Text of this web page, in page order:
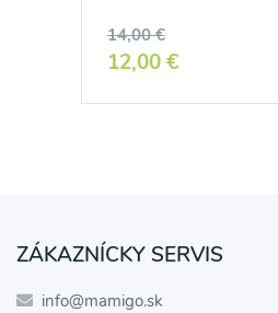
14,00 €
12,00 €
ZÁKAZNÍCKY SERVIS
info@mamigo.sk